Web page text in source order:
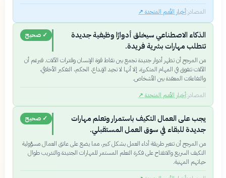
المصادر:أخبار الأمم المتحدة ↗
الذكاء الاصطناعي سيخلق أدوارًا وظيفية جديدة
تتطلب مهارات بشرية فريدة.
✓ صحيح
من المرجح أن تظهر أدوار جديدة تجمع بين نقاط قوة الإنسان وقدرات الآلات. فبرغم أن
الآلات تتفوق في المهام المتكررة، إلا أنها لا تجيد الإبداع، الحكم، التفكير الأخلاقي،
والتفاعلات المعقدة بين الأشخاص.
المصادر:أخبار الأمم المتحدة ↗
يجب على العمال التكيف باستمرار وتعلم مهارات
جديدة للبقاء في سوق العمل المستقبلي.
✓ صحيح
من المرجح أن تتغير طريقة أداء العمل بشكل كبير، مما يضع على عاتق العمال مسؤولية
التكيف السريع والانفتاح على فكرة التعلم المستمر للمهارات الجديدة والتدريب طوال
حياتهم المهنية.